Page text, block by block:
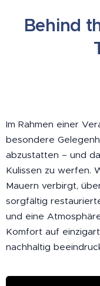
Behind
Im Rahmen einer
besondere
abzustatten – und
Kulissen zu werfen.
Mauern verbirgt,
sorgfältig
und eine
Komfort auf
nachhaltig